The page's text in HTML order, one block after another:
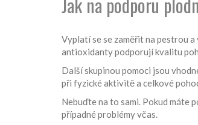
Vyplatí se se zaměřit na pestrou
antioxidanty podporují kvalitu
Další skupinou pomoci jsou
při fyzické aktivitě a celkové
Nebuďte na to sami. Pokud máte
případné problémy včas.